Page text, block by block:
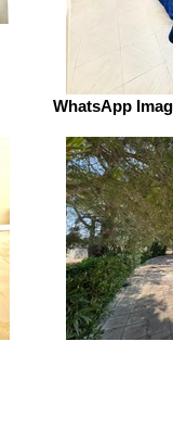
WhatsApp